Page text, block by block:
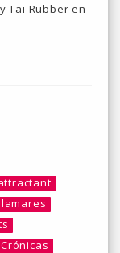
Tai Rubber en
Crónicas